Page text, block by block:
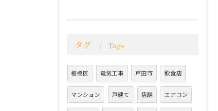
タグ Tags
板橋区 電気工事 戸田市 飲食店
マンション 戸建て 店舗 エアコン